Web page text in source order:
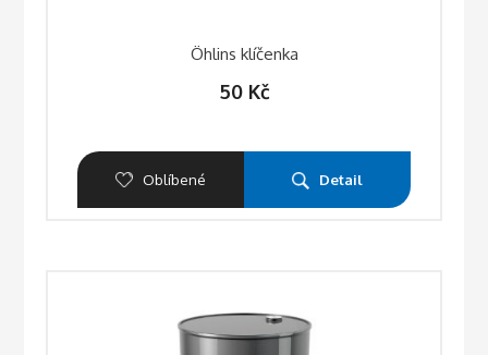
Öhlins klíčenka
50 Kč
Oblíbené Detail